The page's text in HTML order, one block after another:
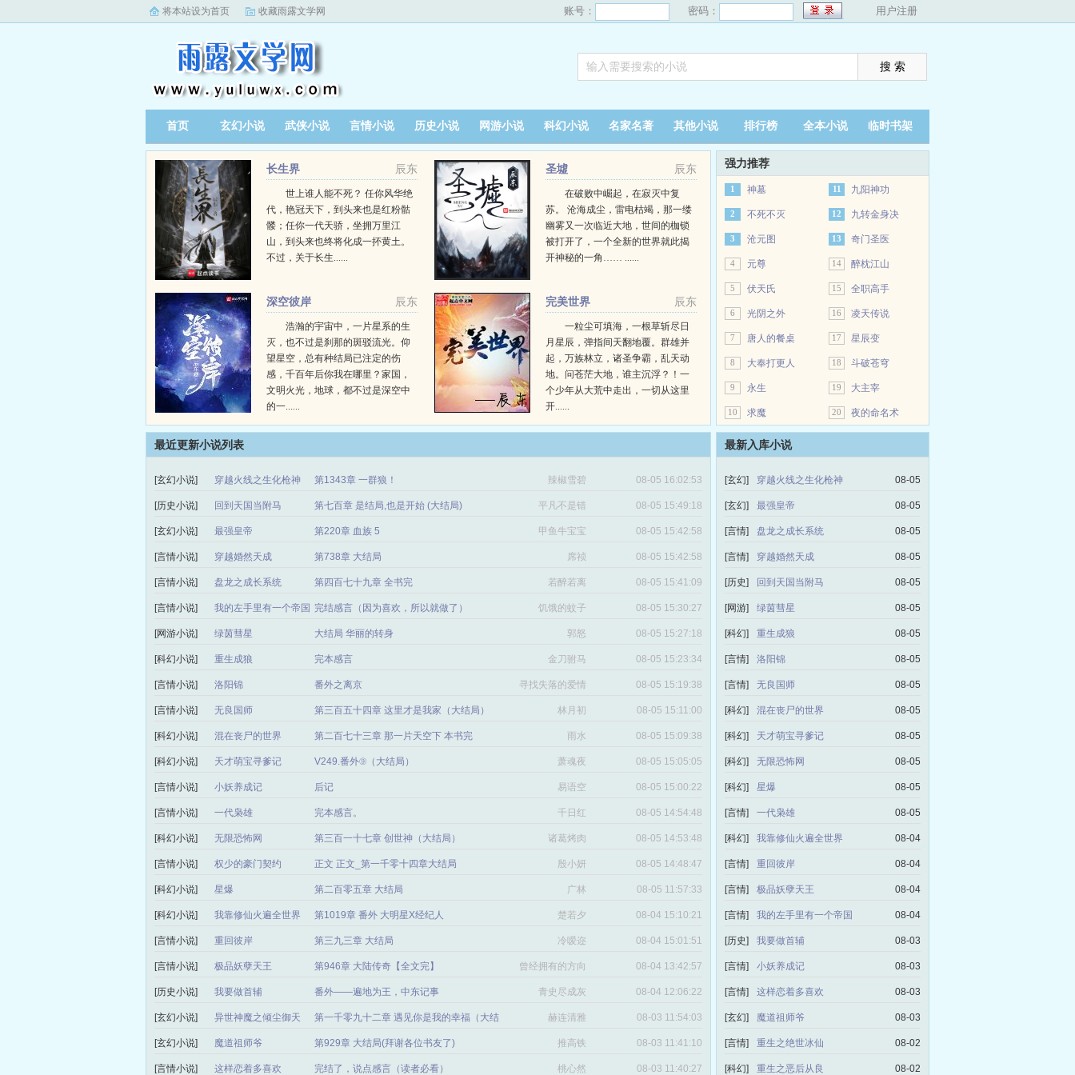
将本站设为首页 收藏雨露文学网 账号： 密码： 用户注册
首页 玄幻小说 武侠小说 言情小说 历史小说 网游小说 科幻小说 名家名著 其他小说 排行榜 全本小说 临时书架
辰东
长生界
世上谁人能不死？ 任你风华绝
代，艳冠天下，到头来也是红粉骷
髅；任你一代天骄，坐拥万里江
山，到头来也终将化成一抔黄土。
不过，关于长生......
辰东
圣墟
在破败中崛起，在寂灭中复
苏。 沧海成尘，雷电枯竭，那一缕
幽雾又一次临近大地，世间的枷锁
被打开了，一个全新的世界就此揭
开神秘的一角…… ......
辰东
深空彼岸
浩瀚的宇宙中，一片星系的生
灭，也不过是刹那的斑驳流光。仰
望星空，总有种结局已注定的伤
感，千百年后你我在哪里？家国，
文明火光，地球，都不过是深空中
的一......
辰东
完美世界
一粒尘可填海，一根草斩尽日
月星辰，弹指间天翻地覆。群雄并
起，万族林立，诸圣争霸，乱天动
地。问苍茫大地，谁主沉浮？！一
个少年从大荒中走出，一切从这里
开......
强力推荐
1 神墓
2 不死不灭
3 沧元图
4 元尊
5 伏天氏
6 光阴之外
7 唐人的餐桌
8 大奉打更人
9 永生
10 求魔
11 九阳神功
12 九转金身决
13 奇门圣医
14 醉枕江山
15 全职高手
16 凌天传说
17 星辰变
18 斗破苍穹
19 大主宰
20 夜的命名术
最近更新小说列表
[玄幻小说] 穿越火线之生化枪神 第1343章 一群狼！ 辣椒雪碧 08-05 16:02:53
[历史小说] 回到天国当附马 第七百章 是结局,也是开始 (大结局) 平凡不是错 08-05 15:49:18
[玄幻小说] 最强皇帝 第220章 血族 5 甲鱼牛宝宝 08-05 15:42:58
[言情小说] 穿越婚然天成 第738章 大结局 席祯 08-05 15:42:58
[言情小说] 盘龙之成长系统 第四百七十九章 全书完 若醉若离 08-05 15:41:09
[言情小说] 我的左手里有一个帝国 完结感言（因为喜欢，所以就做了） 饥饿的蚊子 08-05 15:30:27
[网游小说] 绿茵彗星 大结局 华丽的转身 郭怒 08-05 15:27:18
[科幻小说] 重生成狼 完本感言 金刀驸马 08-05 15:23:34
[言情小说] 洛阳锦 番外之离京 寻找失落的爱情 08-05 15:19:38
[言情小说] 无良国师 第三百五十四章 这里才是我家（大结局） 林月初 08-05 15:11:00
[科幻小说] 混在丧尸的世界 第二百七十三章 那一片天空下 本书完 雨水 08-05 15:09:38
[科幻小说] 天才萌宝寻爹记 V249.番外⑨（大结局） 萧魂夜 08-05 15:05:05
[言情小说] 小妖养成记 后记 易语空 08-05 15:00:22
[言情小说] 一代枭雄 完本感言。 千日红 08-05 14:54:48
[科幻小说] 无限恐怖网 第三百一十七章 创世神（大结局） 诸葛烤肉 08-05 14:53:48
[言情小说] 权少的豪门契约 正文 正文_第一千零十四章大结局 殷小妍 08-05 14:48:47
[科幻小说] 星爆 第二百零五章 大结局 广林 08-05 11:57:33
[科幻小说] 我靠修仙火遍全世界 第1019章 番外 大明星X经纪人 楚若夕 08-04 15:10:21
[言情小说] 重回彼岸 第三九三章 大结局 冷嗳迩 08-04 15:01:51
[言情小说] 极品妖孽天王 第946章 大陆传奇【全文完】
曾经拥有的方向
感
08-04 13:42:57
[历史小说] 我要做首辅 番外——遍地为王，中东记事 青史尽成灰 08-04 12:06:22
[玄幻小说] 异世神魔之倾尘御天
第一千零九十二章 遇见你是我的幸福（大结
局）
赫连清雅 08-03 11:54:03
[玄幻小说] 魔道祖师爷 第929章 大结局(拜谢各位书友了) 推高铁 08-03 11:41:10
[言情小说] 这样恋着多喜欢 完结了，说点感言（读者必看） 桃心然 08-03 11:40:27
最新入库小说
[玄幻] 穿越火线之生化枪神 08-05
[玄幻] 最强皇帝 08-05
[言情] 盘龙之成长系统 08-05
[言情] 穿越婚然天成 08-05
[历史] 回到天国当附马 08-05
[网游] 绿茵彗星 08-05
[科幻] 重生成狼 08-05
[言情] 洛阳锦 08-05
[言情] 无良国师 08-05
[科幻] 混在丧尸的世界 08-05
[科幻] 天才萌宝寻爹记 08-05
[科幻] 无限恐怖网 08-05
[科幻] 星爆 08-05
[言情] 一代枭雄 08-05
[科幻] 我靠修仙火遍全世界 08-04
[言情] 重回彼岸 08-04
[言情] 极品妖孽天王 08-04
[言情] 我的左手里有一个帝国 08-04
[历史] 我要做首辅 08-03
[言情] 小妖养成记 08-03
[言情] 这样恋着多喜欢 08-03
[玄幻] 魔道祖师爷 08-03
[言情] 重生之绝世冰仙 08-02
[科幻] 重生之恶后从良 08-02